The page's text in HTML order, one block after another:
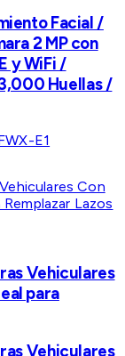
Facial /
2 MP con
y WiFi /
Huellas /
E1
Vehiculares
para
Vehiculares